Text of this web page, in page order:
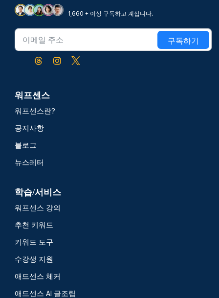
1,660 + 이상 구독하고 계십니다.
구독하기
워프센스
워프센스란?
공지사항
블로그
뉴스레터
학습/서비스
워프센스 강의
추천 키워드
키워드 도구
수강생 지원
애드센스 체커
애드센스 AI 글조립